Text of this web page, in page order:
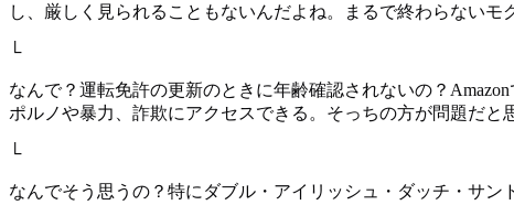
し、厳しく見られることもないんだよね。まるで終わらない
└
なんで？運転免許の更新のときに年齢確認されないの？
ポルノや暴力、詐欺にアクセスできる。そっちの方が問題だと
└
なんでそう思うの？特にダブル・アイリッシュ・ダッチ・サン